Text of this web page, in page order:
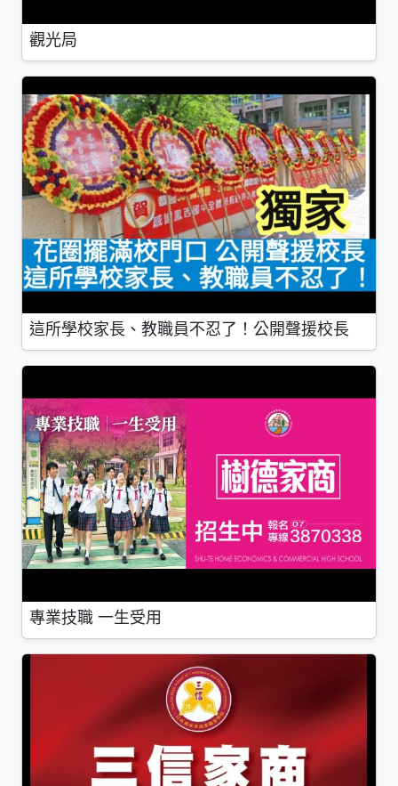
觀光局
這所學校家長、教職員不忍了！公開聲援校長
專業技職 一生受用